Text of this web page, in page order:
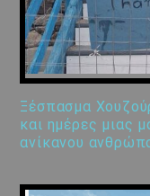
Ξέσπασμα
και ημέρες μιας
ανίκανου